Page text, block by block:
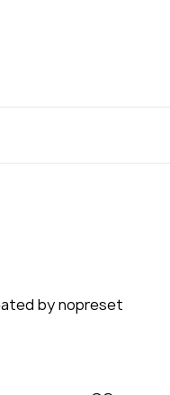
by nopreset